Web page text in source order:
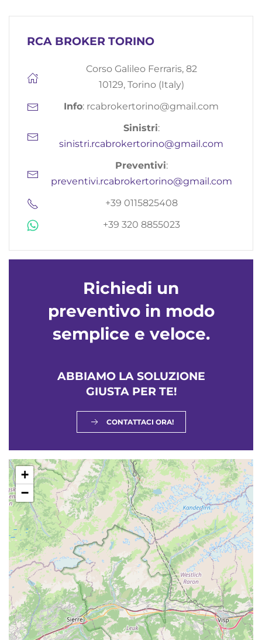
RCA BROKER TORINO
Corso Galileo Ferraris, 82
10129, Torino (Italy)
Info: rcabrokertorino@gmail.com
Sinistri:
sinistri.rcabrokertorino@gmail.com
Preventivi:
preventivi.rcabrokertorino@gmail.com
+39 0115825408
+39 320 8855023
Richiedi un
preventivo in modo
semplice e veloce.
ABBIAMO LA SOLUZIONE
GIUSTA PER TE!
CONTATTACI ORA!
+
−